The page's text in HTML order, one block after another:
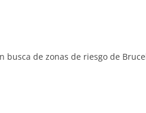
de zonas de riesgo de